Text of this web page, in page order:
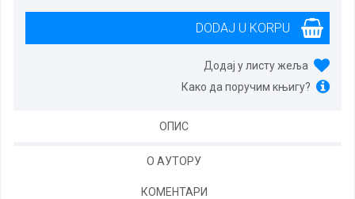
Додај у листу жеља
Како да поручим књигу?
ОПИС
О АУТОРУ
КОМЕНТАРИ